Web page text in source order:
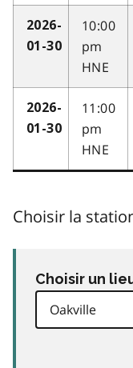
2026-
01-30
10:00
pm
HNE
2026-
01-30
11:00
pm
HNE
Choisir la
Choisir un